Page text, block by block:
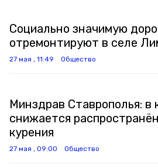
Социально значимую
отремонтируют в селе
27 мая , 11:49 Общество
Минздрав Ставрополья: в
снижается
курения
27 мая , 09:00 Общество